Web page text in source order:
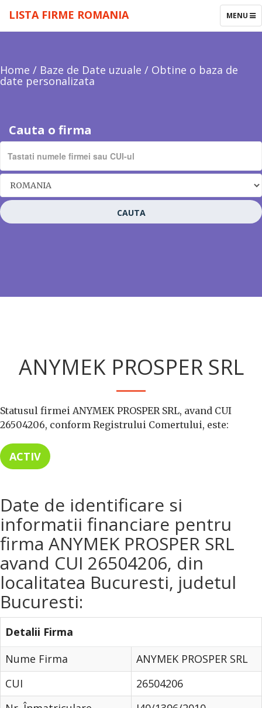
TOGGLE
MENU
LISTA FIRME ROMANIA
Home / Baze de Date uzuale / Obtine o baza de
date personalizata
Cauta o firma
CAUTA
ANYMEK PROSPER SRL
Statusul firmei ANYMEK PROSPER SRL, avand CUI
26504206, conform Registrului Comertului, este:
ACTIV
Date de identificare si
informatii financiare pentru
firma ANYMEK PROSPER SRL
avand CUI 26504206, din
localitatea Bucuresti, judetul
Bucuresti:
Detalii Firma
Nume Firma
ANYMEK PROSPER SRL
CUI
26504206